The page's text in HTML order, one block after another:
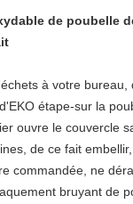
de poubelle
à votre
étape-sur la
ouvre le couvercle
de ce fait
commandée, ne
bruyant de